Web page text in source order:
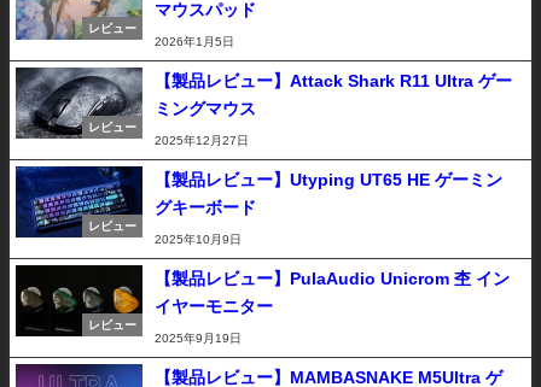
レビュー
マウスパッド
2026年1月5日
レビュー
【製品レビュー】Attack Shark R11 Ultra ゲー
ミングマウス
2025年12月27日
レビュー
【製品レビュー】Utyping UT65 HE ゲーミン
グキーボード
2025年10月9日
レビュー
【製品レビュー】PulaAudio Unicrom 杢 イン
イヤーモニター
2025年9月19日
【製品レビュー】MAMBASNAKE M5Ultra ゲ